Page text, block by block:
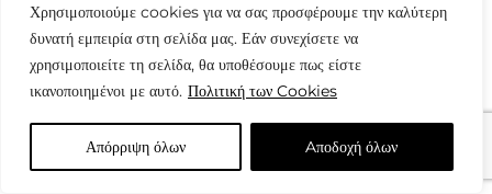
Χρησιμοποιούμε cookies για να σας προσφέρουμε την καλύτερη
δυνατή εμπειρία στη σελίδα μας. Εάν συνεχίσετε να
χρησιμοποιείτε τη σελίδα, θα υποθέσουμε πως είστε
ικανοποιημένοι με αυτό. Πολιτική των Cookies
Απόρριψη όλων Aποδοχή όλων